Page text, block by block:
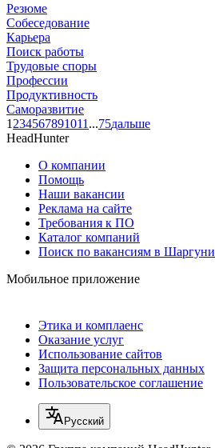
Резюме
Собеседование
Карьера
Поиск работы
Трудовые споры
Профессии
Продуктивность
Саморазвитие
1 234567891011 ...75дальше
HeadHunter
О компании
Помощь
Наши вакансии
Реклама на сайте
Требования к ПО
Каталог компаний
Поиск по вакансиям в Шаргуни
Мобильное приложение
Этика и комплаенс
Оказание услуг
Использование сайтов
Защита персональных данных
Пользовательское соглашение
Русский